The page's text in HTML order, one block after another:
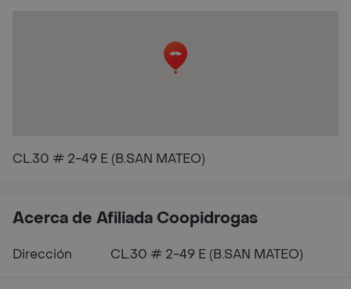
CL.30 # 2-49 E (B.SAN MATEO)
Acerca de Afiliada Coopidrogas
Dirección CL.30 # 2-49 E (B.SAN MATEO)